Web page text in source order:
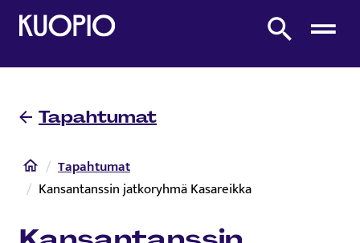
Etusivulle
Etsi sivustolta
Tapahtumat
Etusivu
Tapahtumat
Kansantanssin jatkoryhmä Kasareikka